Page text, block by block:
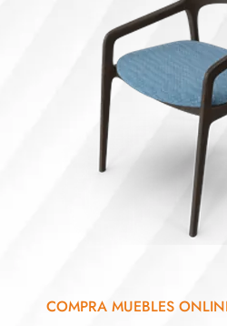
COMPRA MUEBLES